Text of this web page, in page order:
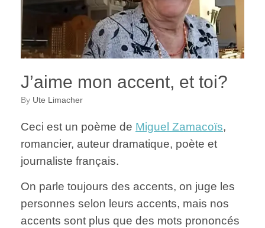
J’aime mon accent, et toi?
by Ute Limacher
Ceci est un poème de Miguel Zamacoïs,
romancier, auteur dramatique, poète et
journaliste français.
On parle toujours des accents, on juge les
personnes selon leurs accents, mais nos
accents sont plus que des mots prononcés